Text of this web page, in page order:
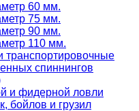
60 мм.
75 мм.
90 мм.
110 мм.
транспортировочные
спиннингов
и фидерной ловли
бойлов и грузил